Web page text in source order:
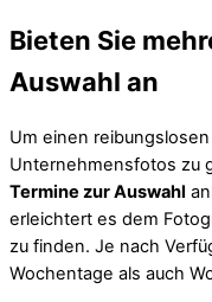
Bieten Sie
Auswahl an
Um einen
Unternehmensfotos zu
Termine zur Auswahl
erleichtert es dem
zu finden. Je nach
Wochentage als auch